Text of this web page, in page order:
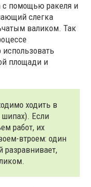
с помощью ракеля и
слегка
валиком. Так
площади и
ходить в
шипах). Если
работ, их
втроем: один
разравнивает,